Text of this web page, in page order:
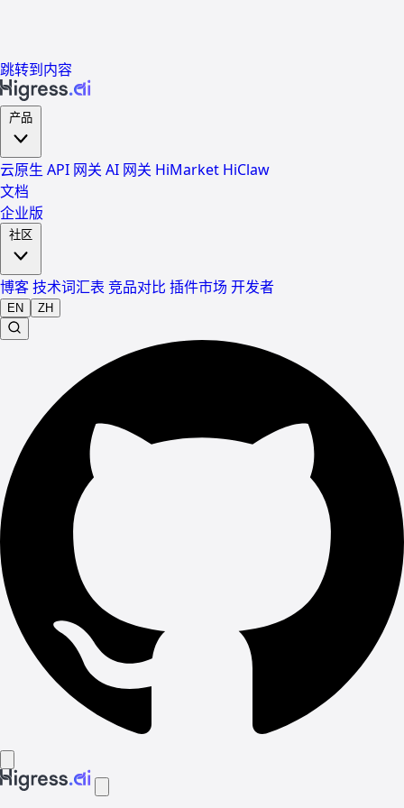
跳转到内容
云原生 API 网关 AI 网关 HiMarket HiClaw
文档
企业版
博客技术词汇表 竞品对比 插件市场 开发者
EN ZH